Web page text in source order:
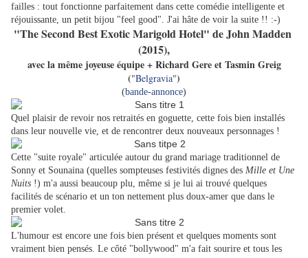
failles : tout fonctionne parfaitement dans cette comédie intelligente et
réjouissante, un petit bijou "feel good". J'ai hâte de voir la suite !! :-)
"The Second Best Exotic Marigold Hotel" de John Madden
(2015),
avec la même joyeuse équipe + Richard Gere et Tasmin Greig
("Belgravia")
(bande-annonce)
Quel plaisir de revoir nos retraités en goguette, cette fois bien installés
dans leur nouvelle vie, et de rencontrer deux nouveaux personnages !
Cette "suite royale" articulée autour du grand mariage traditionnel de
Sonny et Sounaina (quelles sompteuses festivités dignes des Mille et Une
Nuits !) m'a aussi beaucoup plu, même si je lui ai trouvé quelques
facilités de scénario et un ton nettement plus doux-amer que dans le
premier volet.
L'humour est encore une fois bien présent et quelques moments sont
vraiment bien pensés. Le côté "bollywood" m'a fait sourire et tous les